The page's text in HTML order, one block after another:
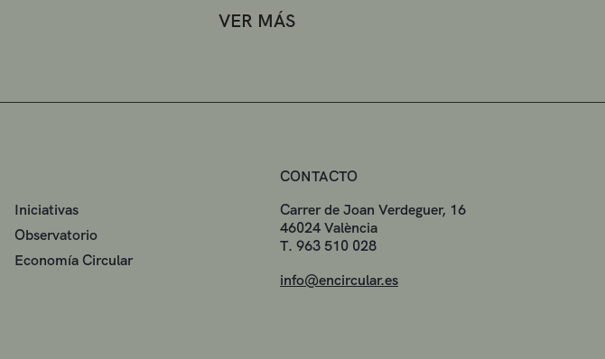
VER MÁS
Iniciativas
Observatorio
Economía Circular
CONTACTO
Carrer de Joan Verdeguer, 16
46024 València
T. 963 510 028
info@encircular.es